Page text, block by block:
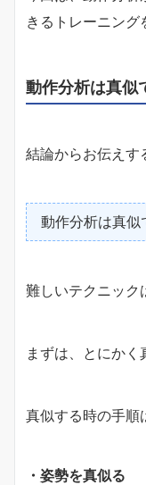
きるトレーニング
動作分析は真似
結論からお伝えす
動作分析は真似
難しいテクニック
まずは、とにかく
真似する時の手順
・姿勢を真似る